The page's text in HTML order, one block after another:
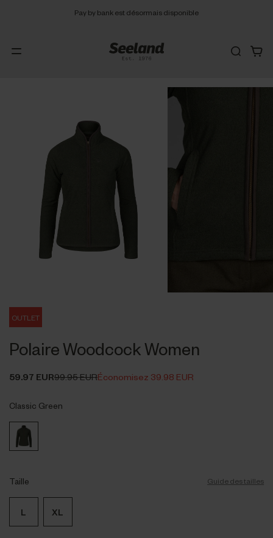
Pay by bank est désormais disponible
OUTLET
Polaire Woodcock Women
59.97 EUR99.95 EURÉconomisez 39.98 EUR
Classic Green
Taille Guide des tailles
L XL